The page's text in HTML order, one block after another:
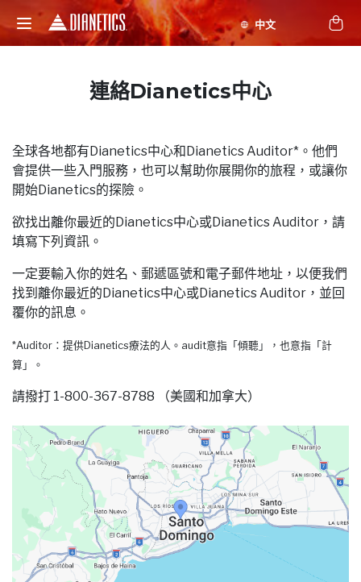
連絡Dianetics中心
全球各地都有Dianetics中心和Dianetics Auditor*。他們
會提供一些入門服務，也可以幫助你展開你的旅程，或讓你
開始Dianetics的探險。
欲找出離你最近的Dianetics中心或Dianetics Auditor，請
填寫下列資訊。
一定要輸入你的姓名、郵遞區號和電子郵件地址，以便我們
找到離你最近的Dianetics中心或Dianetics Auditor，並回
覆你的訊息。
*Auditor：提供Dianetics療法的人。audit意指「傾聽」，也意指「計
算」。
請撥打 1-800-367-8788 （美國和加拿大）